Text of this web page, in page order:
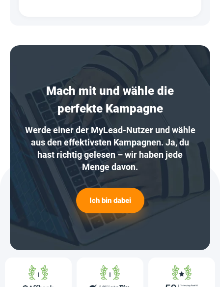
Mach mit und wähle die
perfekte Kampagne
Werde einer der MyLead-Nutzer und wähle
aus den effektivsten Kampagnen. Ja, du
hast richtig gelesen – wir haben jede
Menge davon.
Ich bin dabei